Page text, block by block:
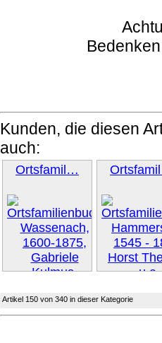
Kunden, die diesen
auch:
Ortsfamil…
Artikel 150 von 340 in dieser Kategorie